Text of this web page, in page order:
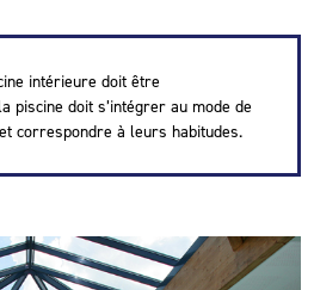
intérieure doit être
piscine doit s’intégrer au mode de
correspondre à leurs habitudes.